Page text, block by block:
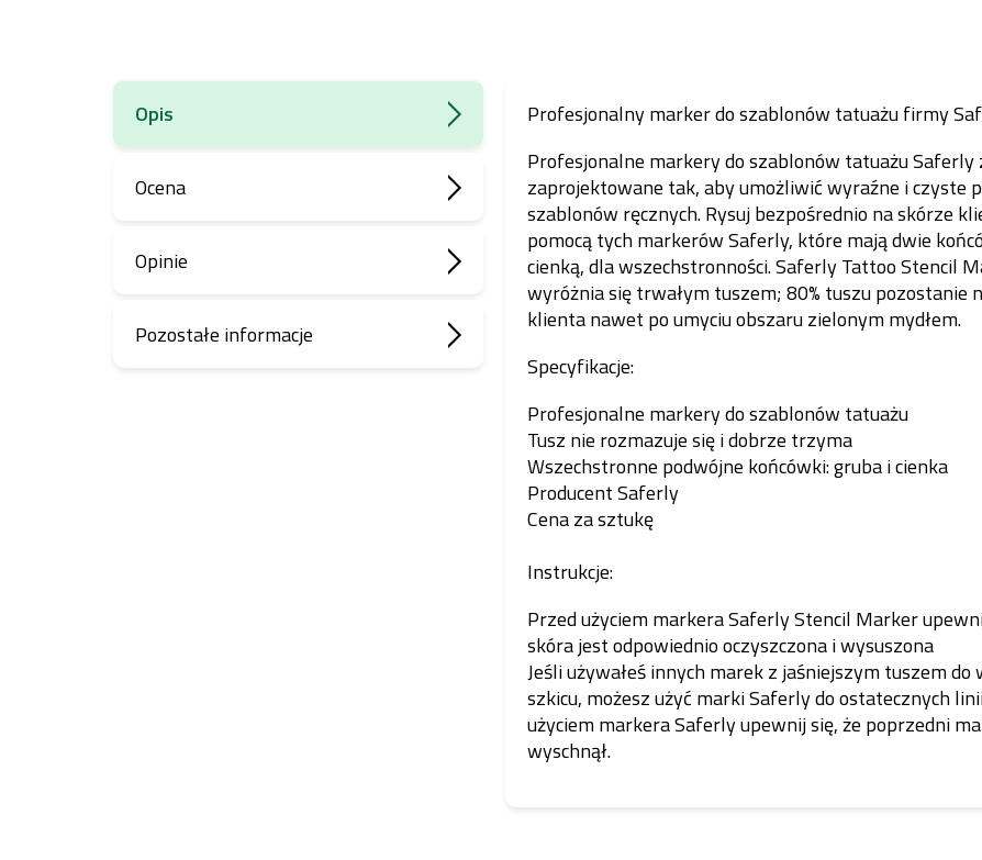
Opis
Ocena
Opinie
Pozostałe informacje
Profesjonalny marker do szablonów tatuażu firmy
Profesjonalne markery do szablonów tatuażu Saferly
zaprojektowane tak, aby umożliwić wyraźne i czyste
szablonów ręcznych. Rysuj bezpośrednio na skórze
pomocą tych markerów Saferly, które mają dwie
cienką, dla wszechstronności. Saferly Tattoo Stencil
wyróżnia się trwałym tuszem; 80% tuszu pozostanie
klienta nawet po umyciu obszaru zielonym mydłem.
Specyfikacje:
Profesjonalne markery do szablonów tatuażu
Tusz nie rozmazuje się i dobrze trzyma
Wszechstronne podwójne końcówki: gruba i cienka
Producent Saferly
Cena za sztukę
Instrukcje:
Przed użyciem markera Saferly Stencil Marker
skóra jest odpowiednio oczyszczona i wysuszona
Jeśli używałeś innych marek z jaśniejszym tuszem do
szkicu, możesz użyć marki Saferly do ostatecznych
użyciem markera Saferly upewnij się, że poprzedni
wyschnął.